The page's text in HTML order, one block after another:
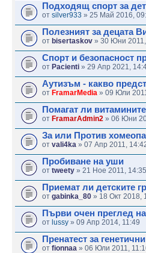
Подходящ спорт за
от silver933 » 25 Май 2016,
Полезният за децата
от bisertaskov » 30 Юни
Спорт и безопасност
от Pacienti » 29 Апр 2021,
Аутизъм - какво
от FramarMedia » 09 Юли
Помагат ли
от FramarAdmin2 » 06 Юни
За или Против
от vali4ka » 07 Апр 2011,
Пробиване на уши
от tweety » 21 Ное 2011, 14:35
Приемат ли детските
от gabinka_80 » 18 Окт 2018,
Първи очен преглед на
от lussy » 09 Апр 2014, 11:49
Пренатест за
от fionnaa » 06 Юли 2011,